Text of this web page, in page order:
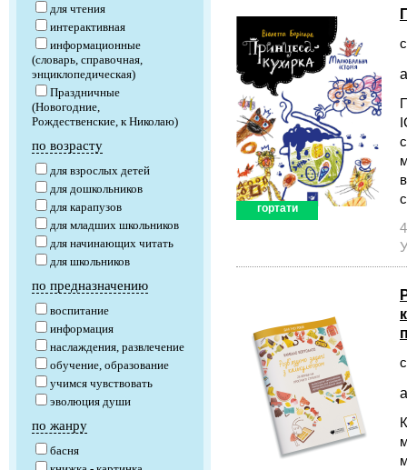
для чтения
интерактивная
информационные
(словарь, справочная,
энциклопедическая)
Праздничные
(Новогодние,
Рождественские, к Николаю)
по возрасту
для взрослых детей
для дошкольников
для карапузов
для младших школьников
для начинающих читать
для школьников
по предназначению
воспитание
информация
наслаждения, развлечение
обучение, образование
учимся чувствовать
эволюция души
по жанру
басня
гортати